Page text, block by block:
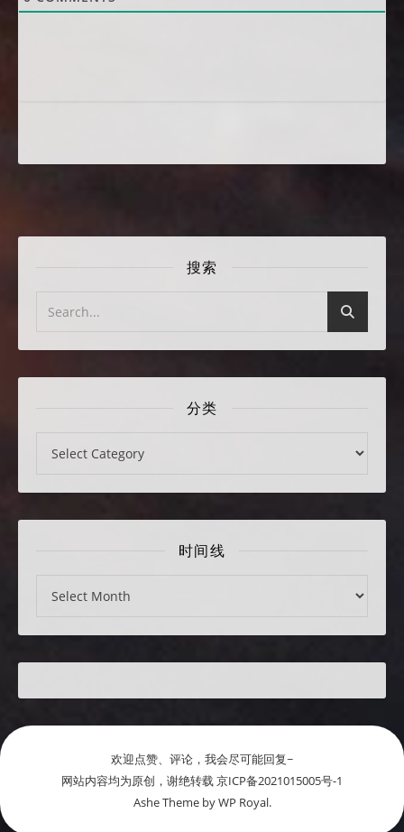
搜索
分类
时间线
欢迎点赞、评论，我会尽可能回复~
网站内容均为原创，谢绝转载 京ICP备2021015005号-1
Ashe Theme byWP Royal.